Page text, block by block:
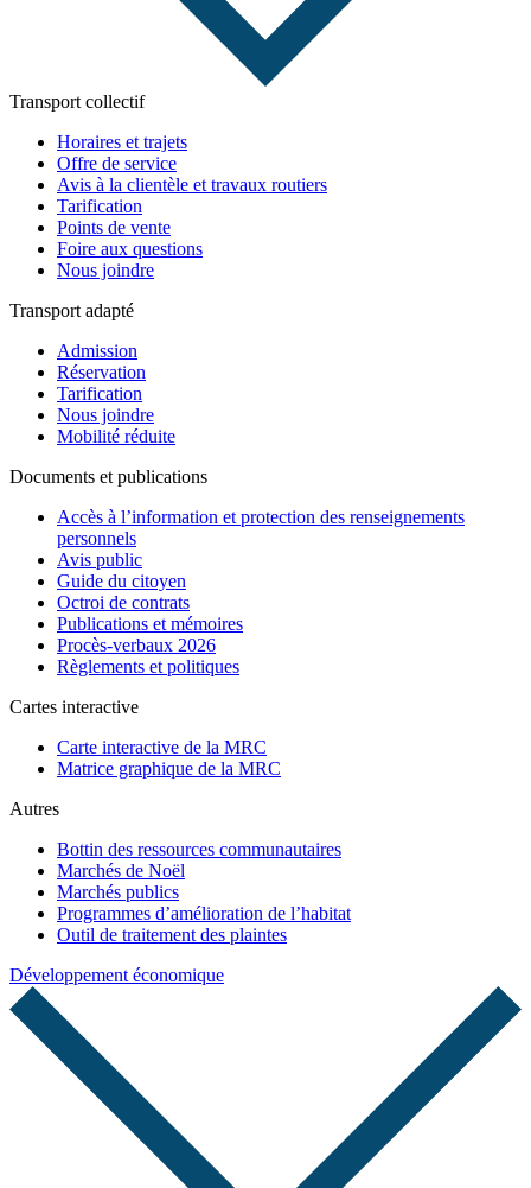
Transport collectif
Horaires et trajets
Offre de service
Avis à la clientèle et travaux routiers
Tarification
Points de vente
Foire aux questions
Nous joindre
Transport adapté
Admission
Réservation
Tarification
Nous joindre
Mobilité réduite
Documents et publications
Accès à l’information et protection des renseignements
personnels
Avis public
Guide du citoyen
Octroi de contrats
Publications et mémoires
Procès-verbaux 2026
Règlements et politiques
Cartes interactive
Carte interactive de la MRC
Matrice graphique de la MRC
Autres
Bottin des ressources communautaires
Marchés de Noël
Marchés publics
Programmes d’amélioration de l’habitat
Outil de traitement des plaintes
Développement économique